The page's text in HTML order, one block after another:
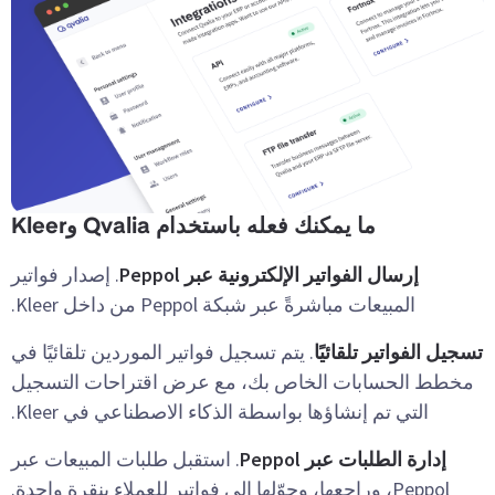
ما يمكنك فعله باستخدام Qvalia وKleer
إرسال الفواتير الإلكترونية عبر Peppol
. إصدار فواتير
المبيعات مباشرةً عبر شبكة Peppol من داخل Kleer.
تسجيل الفواتير تلقائيًا. يتم تسجيل فواتير الموردين تلقائيًا في
مخطط الحسابات الخاص بك، مع عرض اقتراحات التسجيل
التي تم إنشاؤها بواسطة الذكاء الاصطناعي في Kleer.
إدارة الطلبات عبر Peppol
. استقبل طلبات المبيعات عبر
Peppol، وراجعها، وحوّلها إلى فواتير للعملاء بنقرة واحدة.